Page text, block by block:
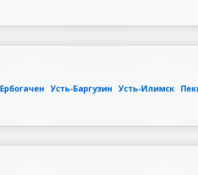
Ербогачен Усть-Баргузин Усть-Илимск